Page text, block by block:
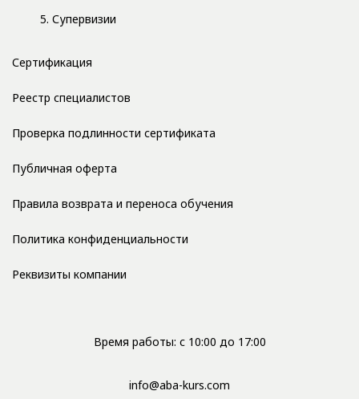
5. Супервизии
Сертификация
Реестр специалистов
Проверка подлинности сертификата
Публичная оферта
Правила возврата и переноса обучения
Политика конфиденциальности
Реквизиты компании
Время работы: с 10:00 до 17:00
info@aba-kurs.com